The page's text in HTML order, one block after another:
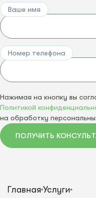
Ваше имя
Номер телефона
Нажимая на кнопку вы
Политикой
на обработку
ПОЛУЧИТЬ
Главная Услуги